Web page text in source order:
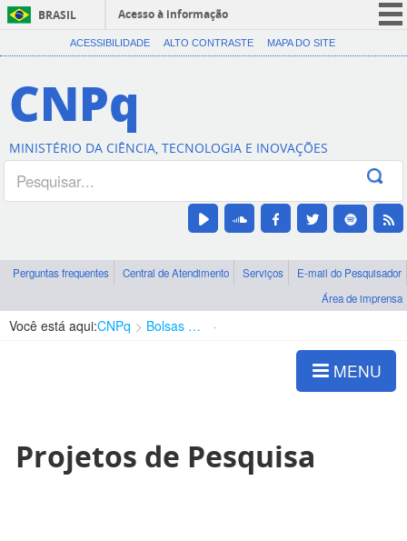
BRASIL
Acesso à informação
CORONAVÍRUS (COVID-19)
Canais
ACESSIBILIDADE ALTO CONTRASTE MAPA DO SITE
CNPq
MINISTÉRIO DA CIÊNCIA, TECNOLOGIA E INOVAÇÕES
Perguntas frequentes Central de Atendimento Serviços
E-mail do Pesquisador
Área de imprensa
Você está aqui:CNPq Bolsas e Auxílios Vigentes
MENU
Projetos de Pesquisa